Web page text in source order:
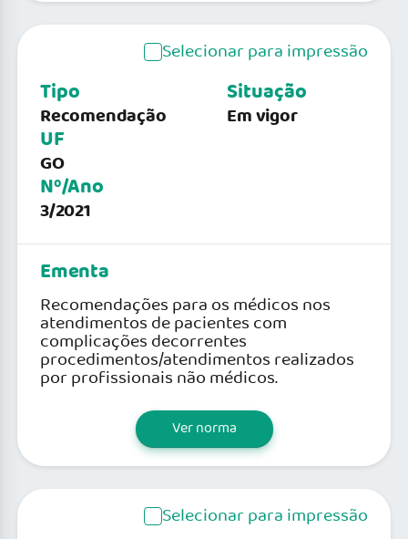
Selecionar para impressão
Tipo
Recomendação
UF
GO
Nº/Ano
3/2021
Situação
Em vigor
Ementa
Recomendações para os médicos nos
atendimentos de pacientes com
complicações decorrentes
procedimentos/atendimentos realizados
por profissionais não médicos.
Ver norma
Selecionar para impressão